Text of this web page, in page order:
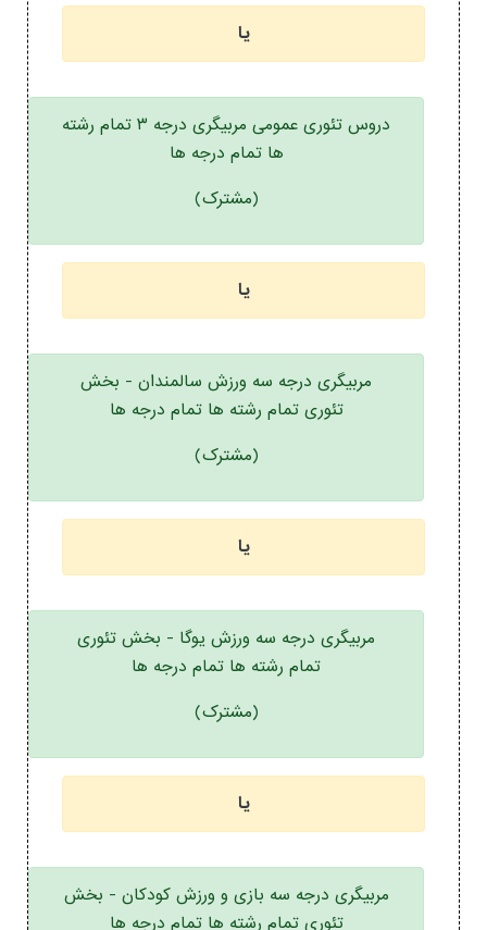
یا
دروس تئوری عمومی مربیگری درجه ۳ تمام رشته
ها تمام درجه ها
(مشترک)
یا
مربیگری درجه سه ورزش سالمندان - بخش
تئوری تمام رشته ها تمام درجه ها
(مشترک)
یا
مربیگری درجه سه ورزش یوگا - بخش تئوری
تمام رشته ها تمام درجه ها
(مشترک)
یا
مربیگری درجه سه بازی و ورزش کودکان - بخش
تئوری تمام رشته ها تمام درجه ها